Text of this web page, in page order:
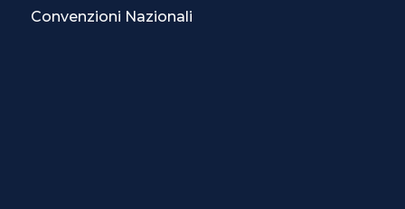
Convenzioni Nazionali